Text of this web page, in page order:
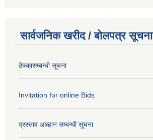
सार्वजनिक खरीद / बोलपत्र सूचना
ठेक्कासम्बन्धी सूचना
Invitation for online Bids
प्रस्ताव आव्हान सम्बन्धी सूचना